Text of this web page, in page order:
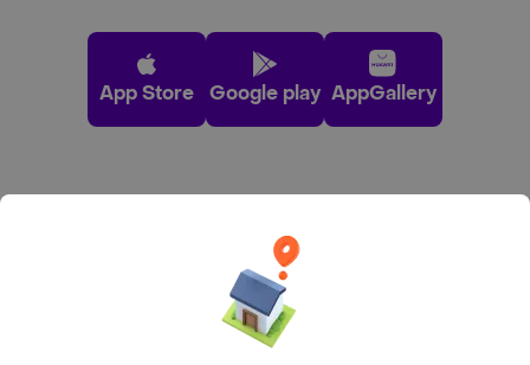
App Store Google play AppGallery